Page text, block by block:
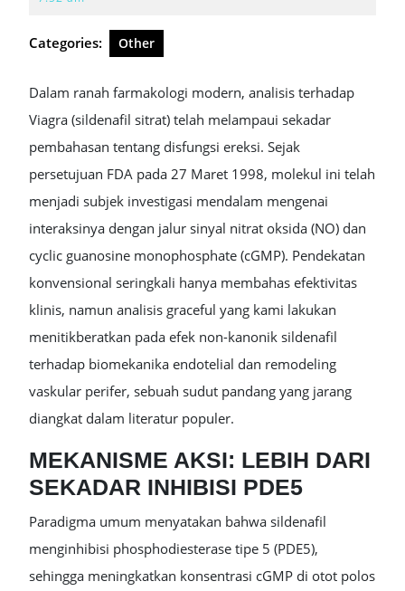
Categories: Other
Dalam ranah farmakologi modern, analisis terhadap
Viagra (sildenafil sitrat) telah melampaui sekadar
pembahasan tentang disfungsi ereksi. Sejak
persetujuan FDA pada 27 Maret 1998, molekul ini telah
menjadi subjek investigasi mendalam mengenai
interaksinya dengan jalur sinyal nitrat oksida (NO) dan
cyclic guanosine monophosphate (cGMP). Pendekatan
konvensional seringkali hanya membahas efektivitas
klinis, namun analisis graceful yang kami lakukan
menitikberatkan pada efek non-kanonik sildenafil
terhadap biomekanika endotelial dan remodeling
vaskular perifer, sebuah sudut pandang yang jarang
diangkat dalam literatur populer.
MEKANISME AKSI: LEBIH DARI
SEKADAR INHIBISI PDE5
Paradigma umum menyatakan bahwa sildenafil
menginhibisi phosphodiesterase tipe 5 (PDE5),
sehingga meningkatkan konsentrasi cGMP di otot polos